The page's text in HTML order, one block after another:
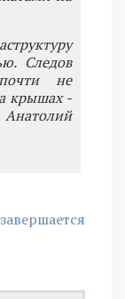
Следов
не
крышах -